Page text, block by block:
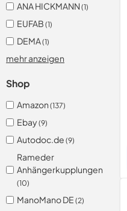
ANA HICKMANN (1)
EUFAB (1)
DEMA(1)
mehr anzeigen
Shop
Amazon (137)
Ebay(9)
Autodoc.de (9)
Rameder
Anhängerkupplungen
(10)
ManoMano DE (2)